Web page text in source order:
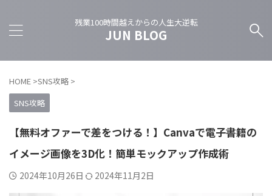
残業100時間越えからの人生大逆転
JUN BLOG
HOME >SNS攻略 >
SNS攻略
【無料オファーで差をつける！】Canvaで電子書籍の
イメージ画像を3D化！簡単モックアップ作成術
2024年10月26日 2024年11月2日